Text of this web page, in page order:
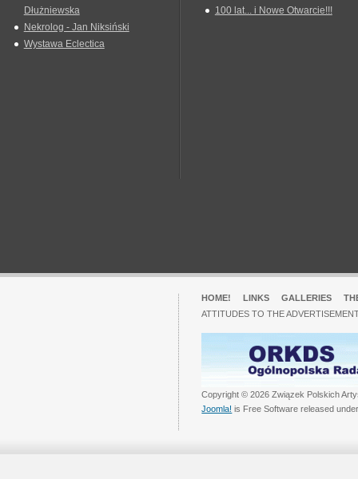
Dłużniewska
Nekrolog - Jan Niksiński
Wystawa Eclectica
100 lat... i Nowe Otwarcie!!!
HOME! LINKS GALLERIES
ATTITUDES TO THE
Copyright © 2026 Związek Polskich
Joomla! is Free Software released